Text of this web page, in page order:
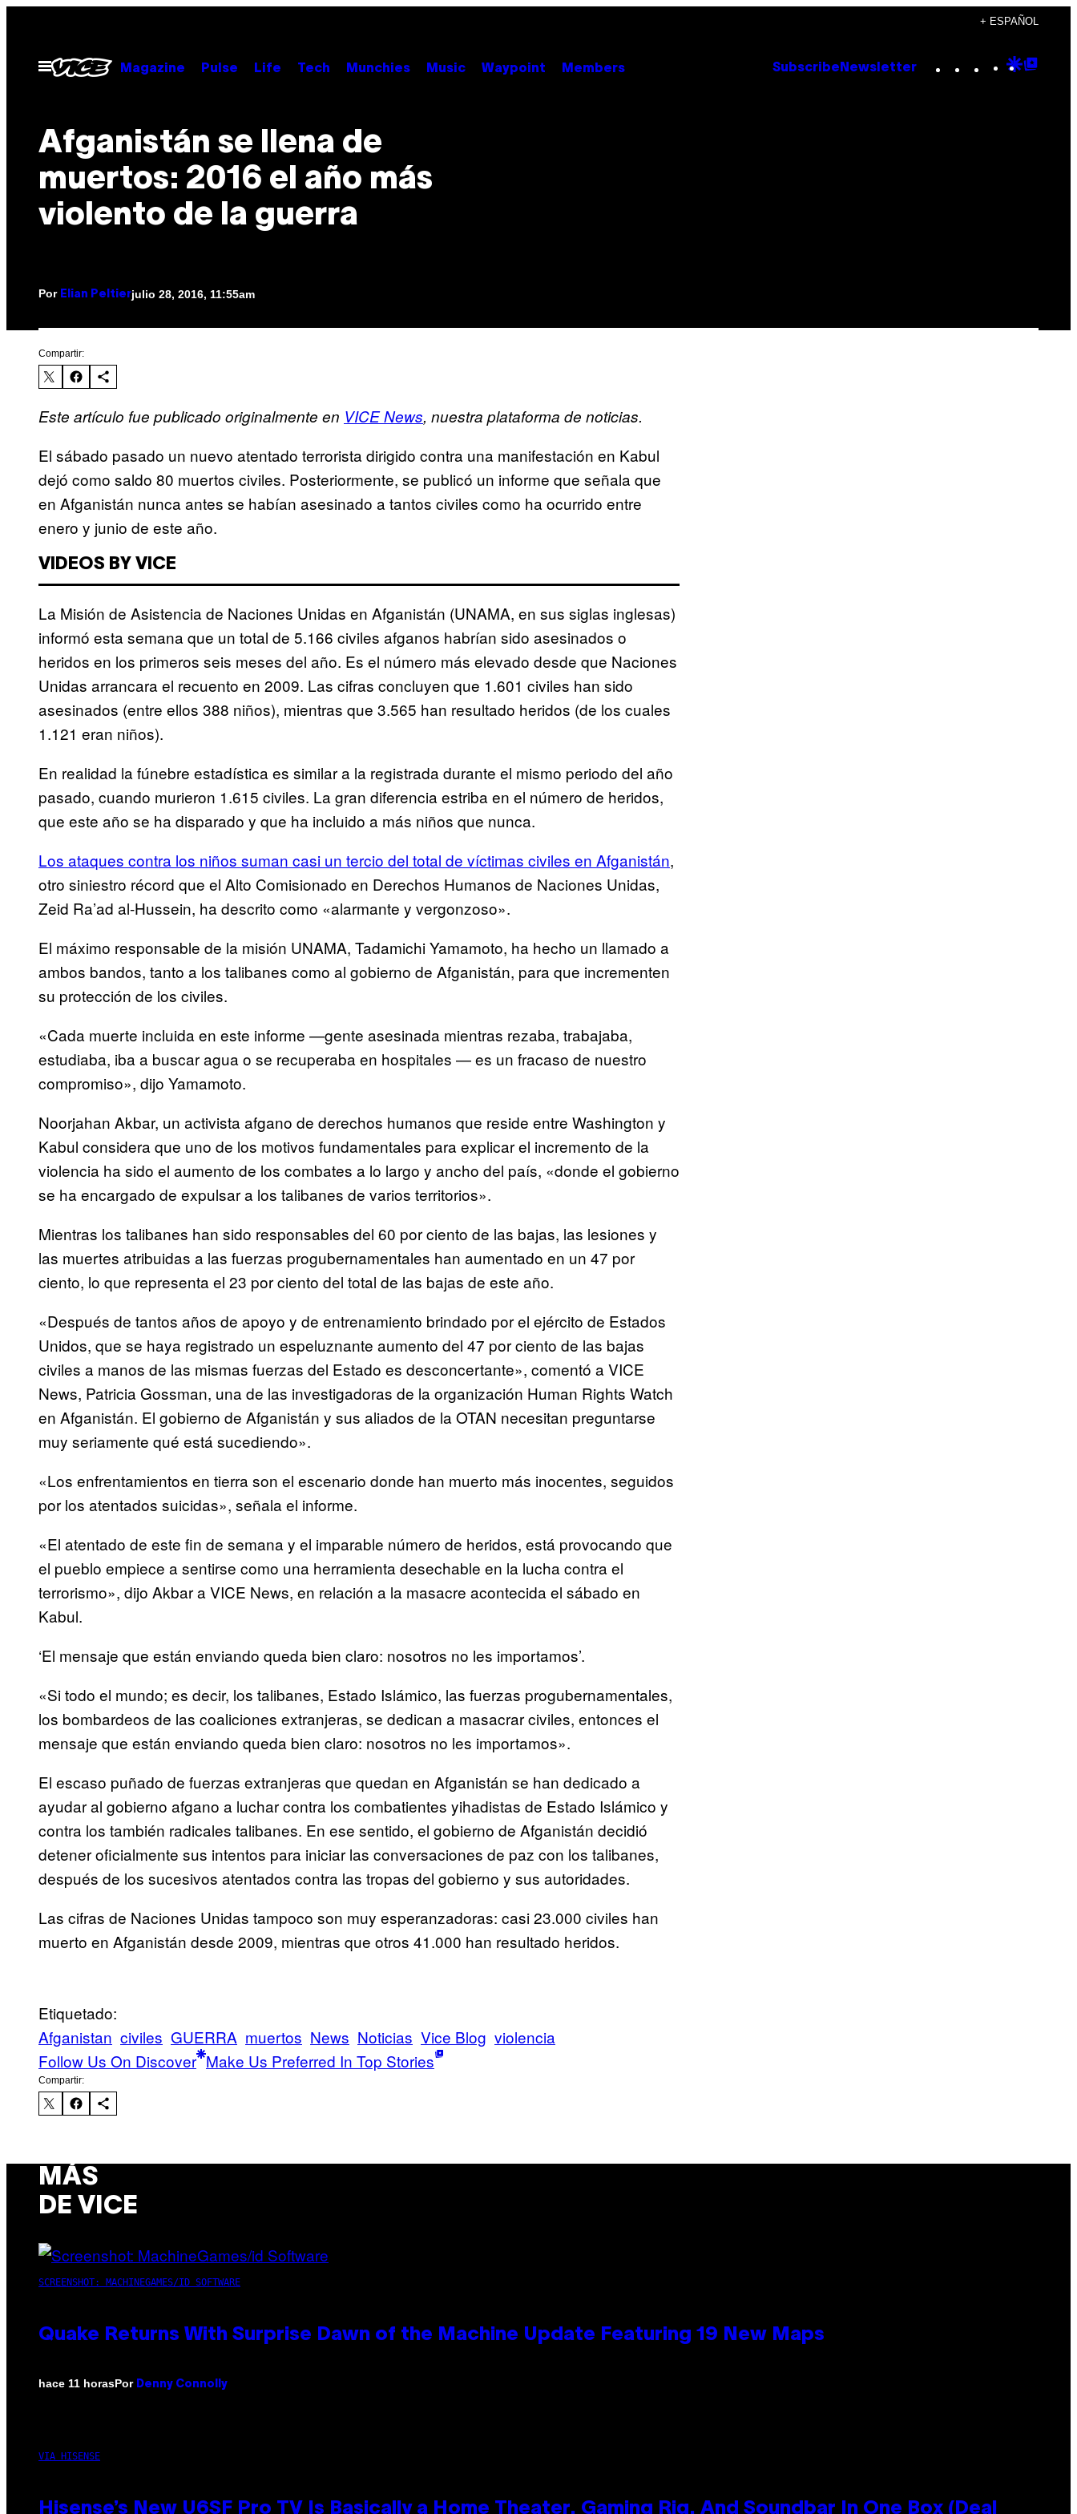
contenido
+ ESPAÑOL
Abrir
Menú
Magazine Pulse Life Tech Munchies Music Waypoint Members Subscribe Newsletter Instagram
TikTok
YouTube
Google
Afganistán se llena de
muertos: 2016 el año más
violento de la guerra
Por Elian Peltierjulio 28, 2016, 11:55am
Compartir:
Este artículo fue publicado originalmente en VICE News, nuestra plataforma de noticias.
El sábado pasado un nuevo atentado terrorista dirigido contra una manifestación en Kabul
dejó como saldo 80 muertos civiles. Posteriormente, se publicó un informe que señala que
en Afganistán nunca antes se habían asesinado a tantos civiles como ha ocurrido entre
enero y junio de este año.
VIDEOS BY VICE
La Misión de Asistencia de Naciones Unidas en Afganistán (UNAMA, en sus siglas inglesas)
informó esta semana que un total de 5.166 civiles afganos habrían sido asesinados o
heridos en los primeros seis meses del año. Es el número más elevado desde que Naciones
Unidas arrancara el recuento en 2009. Las cifras concluyen que 1.601 civiles han sido
asesinados (entre ellos 388 niños), mientras que 3.565 han resultado heridos (de los cuales
1.121 eran niños).
En realidad la fúnebre estadística es similar a la registrada durante el mismo periodo del año
pasado, cuando murieron 1.615 civiles. La gran diferencia estriba en el número de heridos,
que este año se ha disparado y que ha incluido a más niños que nunca.
Los ataques contra los niños suman casi un tercio del total de víctimas civiles en Afganistán,
otro siniestro récord que el Alto Comisionado en Derechos Humanos de Naciones Unidas,
Zeid Ra’ad al-Hussein, ha descrito como «alarmante y vergonzoso».
El máximo responsable de la misión UNAMA, Tadamichi Yamamoto, ha hecho un llamado a
ambos bandos, tanto a los talibanes como al gobierno de Afganistán, para que incrementen
su protección de los civiles.
«Cada muerte incluida en este informe —gente asesinada mientras rezaba, trabajaba,
estudiaba, iba a buscar agua o se recuperaba en hospitales — es un fracaso de nuestro
compromiso», dijo Yamamoto.
Noorjahan Akbar, un activista afgano de derechos humanos que reside entre Washington y
Kabul considera que uno de los motivos fundamentales para explicar el incremento de la
violencia ha sido el aumento de los combates a lo largo y ancho del país, «donde el gobierno
se ha encargado de expulsar a los talibanes de varios territorios».
Mientras los talibanes han sido responsables del 60 por ciento de las bajas, las lesiones y
las muertes atribuidas a las fuerzas progubernamentales han aumentado en un 47 por
ciento, lo que representa el 23 por ciento del total de las bajas de este año.
«Después de tantos años de apoyo y de entrenamiento brindado por el ejército de Estados
Unidos, que se haya registrado un espeluznante aumento del 47 por ciento de las bajas
civiles a manos de las mismas fuerzas del Estado es desconcertante», comentó a VICE
News, Patricia Gossman, una de las investigadoras de la organización Human Rights Watch
en Afganistán. El gobierno de Afganistán y sus aliados de la OTAN necesitan preguntarse
muy seriamente qué está sucediendo».
«Los enfrentamientos en tierra son el escenario donde han muerto más inocentes, seguidos
por los atentados suicidas», señala el informe.
«El atentado de este fin de semana y el imparable número de heridos, está provocando que
el pueblo empiece a sentirse como una herramienta desechable en la lucha contra el
terrorismo», dijo Akbar a VICE News, en relación a la masacre acontecida el sábado en
Kabul.
‘El mensaje que están enviando queda bien claro: nosotros no les importamos’.
«Si todo el mundo; es decir, los talibanes, Estado Islámico, las fuerzas progubernamentales,
los bombardeos de las coaliciones extranjeras, se dedican a masacrar civiles, entonces el
mensaje que están enviando queda bien claro: nosotros no les importamos».
El escaso puñado de fuerzas extranjeras que quedan en Afganistán se han dedicado a
ayudar al gobierno afgano a luchar contra los combatientes yihadistas de Estado Islámico y
contra los también radicales talibanes. En ese sentido, el gobierno de Afganistán decidió
detener oficialmente sus intentos para iniciar las conversaciones de paz con los talibanes,
después de los sucesivos atentados contra las tropas del gobierno y sus autoridades.
Las cifras de Naciones Unidas tampoco son muy esperanzadoras: casi 23.000 civiles han
muerto en Afganistán desde 2009, mientras que otros 41.000 han resultado heridos.
Etiquetado:
Afganistan civiles GUERRA muertos News Noticias Vice Blog violencia
Follow Us On Discover Make Us Preferred In Top Stories
Compartir:
MÁS
DE VICE
SCREENSHOT: MACHINEGAMES/ID SOFTWARE
Quake Returns With Surprise Dawn of the Machine Update Featuring 19 New Maps
hace 11 horasPor Denny Connolly
VIA HISENSE
Hisense’s New U6SF Pro TV Is Basically a Home Theater, Gaming Rig, And Soundbar In One Box (Deal